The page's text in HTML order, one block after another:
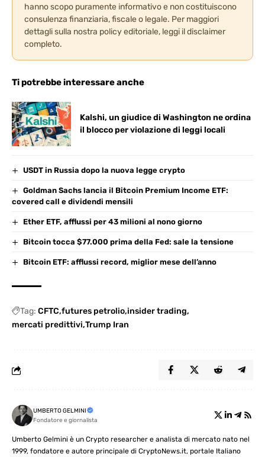
hanno scopo puramente informativo e non costituiscono
consulenza finanziaria, fiscale o legale. Per maggiori
dettagli sulla nostra policy editoriale, leggi ildisclaimer
completo.
Ti potrebbe interessare anche
Kalshi, un giudice di Washington ne ordina
il blocco per violazione di leggi locali
USDT in Russia dopo la nuova legge crypto
Goldman Sachs lancia il Bitcoin Premium Income ETF:
covered call e dividendi mensili
Ether ETF, afflussi per 43 milioni al nono giorno
Bitcoin tocca $77.000 prima della Fed: sale la tensione
Bitcoin ETF: afflussi record, miglior mese dell’anno
Tag: CFTC futures petrolio insider trading
mercati predittivi Trump Iran
UMBERTO GELMINI
Fondatore e giornalista
Umberto Gelmini è un Crypto researcher e analista di mercato nato nel
1999, fondatore e autore principale di CryptoNews.it, portale Italiano